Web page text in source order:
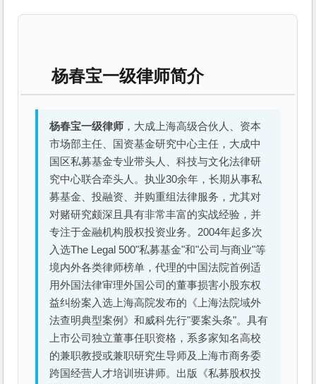
杨春宝一级律师简介
杨春宝一级律师 ，大成上海高级合伙人、资本
市场部主任、国资基金研究中心主任，大成中
国区私募基金专业带头人、科技与文化法律研
究中心联合牵头人。执业30余年，长期从事私
募基金、投融资、并购重组法律服务，尤其对
对赌研究颇深且具有非常丰富的实战经验，并
专注于金融机构股权投资业务。2004年起多次
入选The Legal 500"私募基金"和"公司与商业"等
境内外各类律师榜单，代理的中国法院首例适
用外国法律审理外国公司的董事损害小股东权
益纠纷案入选上海高院发布的《上海法院域外
法查明典型案例》和威科先行"要案头条"。具有
上市公司独立董事任职资格，系多家知名高校
的兼职教授或兼职研究生导师及上海市商务委
跨国经营人才培训班讲师。出版《私募股权投